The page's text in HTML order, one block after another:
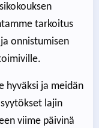
tarkoitus
onnistumisen
toimiville.
hyväksi ja meidän
lajin
viime päivinä